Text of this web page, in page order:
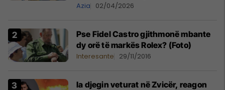
MINUTË PAS MINUTE
Azia 02/04/2026
Pse Fidel Castro gjithmonë mbante
dy orë të markës Rolex? (Foto)
Interesante 29/11/2016
Ia djegin veturat në Zvicër, reagon